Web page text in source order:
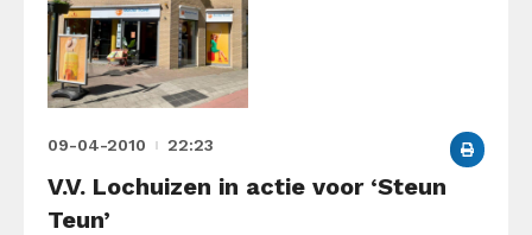
09-04-2010 22:23
V.V. Lochuizen in actie voor ‘Steun
Teun’